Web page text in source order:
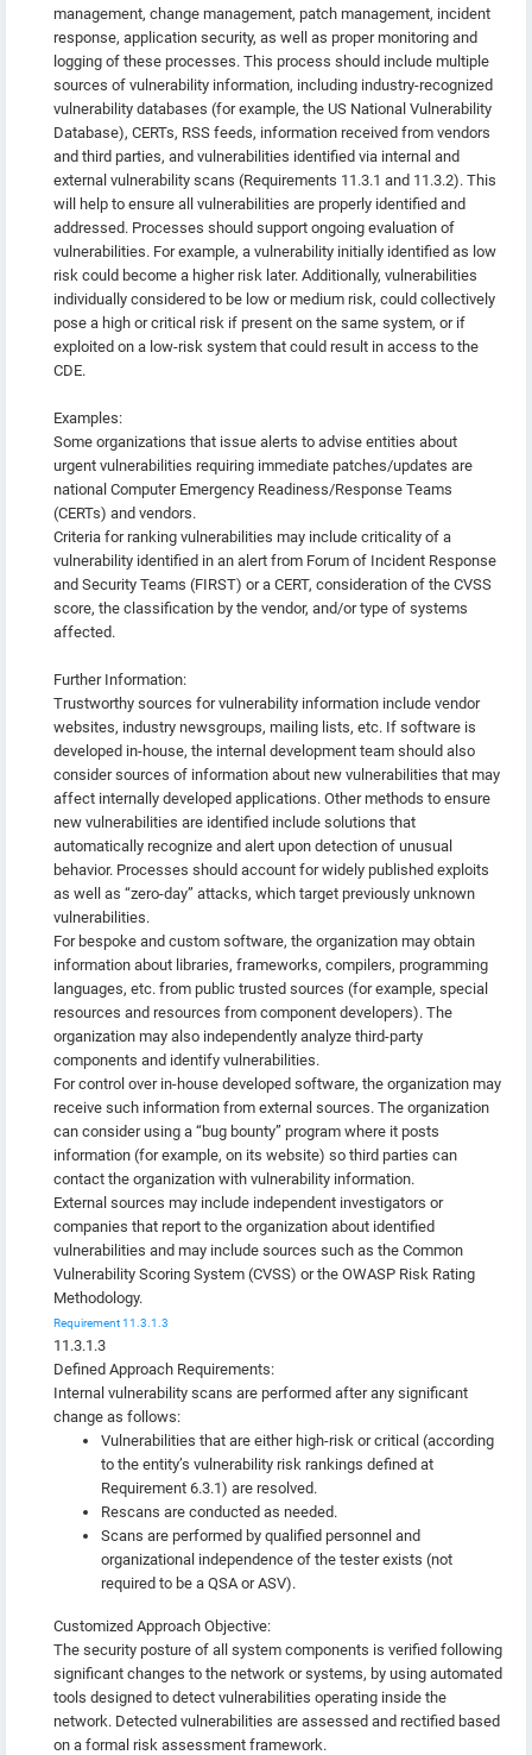
management, change management, patch management, incident
response, application security, as well as proper monitoring and
logging of these processes. This process should include multiple
sources of vulnerability information, including industry-recognized
vulnerability databases (for example, the US National Vulnerability
Database), CERTs, RSS feeds, information received from vendors
and third parties, and vulnerabilities identified via internal and
external vulnerability scans (Requirements 11.3.1 and 11.3.2). This
will help to ensure all vulnerabilities are properly identified and
addressed. Processes should support ongoing evaluation of
vulnerabilities. For example, a vulnerability initially identified as low
risk could become a higher risk later. Additionally, vulnerabilities
individually considered to be low or medium risk, could collectively
pose a high or critical risk if present on the same system, or if
exploited on a low-risk system that could result in access to the
CDE.
Examples:
Some organizations that issue alerts to advise entities about
urgent vulnerabilities requiring immediate patches/updates are
national Computer Emergency Readiness/Response Teams
(CERTs) and vendors.
Criteria for ranking vulnerabilities may include criticality of a
vulnerability identified in an alert from Forum of Incident Response
and Security Teams (FIRST) or a CERT, consideration of the CVSS
score, the classification by the vendor, and/or type of systems
affected.
Further Information:
Trustworthy sources for vulnerability information include vendor
websites, industry newsgroups, mailing lists, etc. If software is
developed in-house, the internal development team should also
consider sources of information about new vulnerabilities that may
affect internally developed applications. Other methods to ensure
new vulnerabilities are identified include solutions that
automatically recognize and alert upon detection of unusual
behavior. Processes should account for widely published exploits
as well as “zero-day” attacks, which target previously unknown
vulnerabilities.
For bespoke and custom software, the organization may obtain
information about libraries, frameworks, compilers, programming
languages, etc. from public trusted sources (for example, special
resources and resources from component developers). The
organization may also independently analyze third-party
components and identify vulnerabilities.
For control over in-house developed software, the organization may
receive such information from external sources. The organization
can consider using a “bug bounty” program where it posts
information (for example, on its website) so third parties can
contact the organization with vulnerability information.
External sources may include independent investigators or
companies that report to the organization about identified
vulnerabilities and may include sources such as the Common
Vulnerability Scoring System (CVSS) or the OWASP Risk Rating
Methodology.
Requirement 11.3.1.3
11.3.1.3
Defined Approach Requirements:
Internal vulnerability scans are performed after any significant
change as follows:
Vulnerabilities that are either high-risk or critical (according
to the entity’s vulnerability risk rankings defined at
Requirement 6.3.1) are resolved.
Rescans are conducted as needed.
Scans are performed by qualified personnel and
organizational independence of the tester exists (not
required to be a QSA or ASV).
Customized Approach Objective:
The security posture of all system components is verified following
significant changes to the network or systems, by using automated
tools designed to detect vulnerabilities operating inside the
network. Detected vulnerabilities are assessed and rectified based
on a formal risk assessment framework.